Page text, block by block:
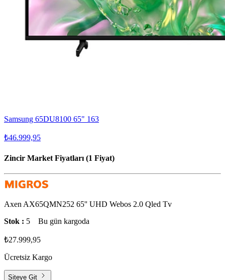
Samsung 65DU8100 65" 163
₺46.999,95
Zincir Market Fiyatları (1 Fiyat)
Axen AX65QMN252 65'' UHD Webos 2.0 Qled Tv
Stok : 5 Bu gün kargoda
₺27.999,95
Ücretsiz Kargo
Siteye Git